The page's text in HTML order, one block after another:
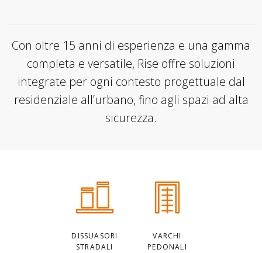
Con oltre 15 anni di esperienza e una gamma
completa e versatile, Rise offre soluzioni
integrate per ogni contesto progettuale dal
residenziale all’urbano, fino agli spazi ad alta
sicurezza.
DISSUASORI
STRADALI
VARCHI
PEDONALI